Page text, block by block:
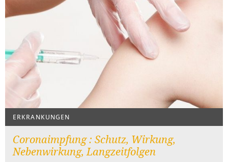
ERKRANKUNGEN
Coronaimpfung : Schutz, Wirkung,
Nebenwirkung, Langzeitfolgen